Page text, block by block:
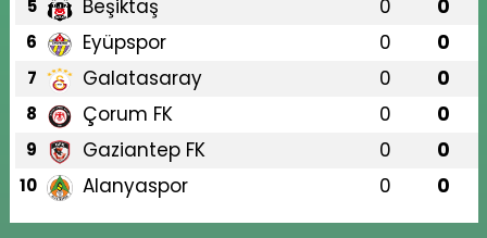
5 Beşiktaş 0 0
6 Eyüpspor 0 0
7 Galatasaray 0 0
8 Çorum FK 0 0
9 Gaziantep FK 0 0
10 Alanyaspor 0 0